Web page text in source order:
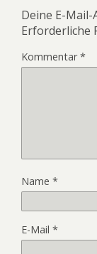
Deine E-
Erforderliche
Kommentar*
Name *
E-Mail *